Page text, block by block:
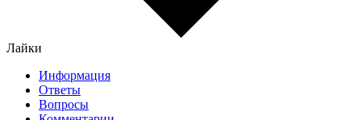
Лайки
Информация
Ответы
Вопросы